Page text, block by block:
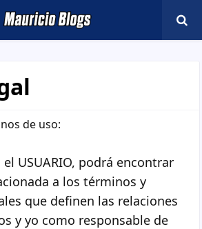
de uso:
USUARIO, podrá encontrar
a los términos y
que definen las relaciones
y yo como responsable de